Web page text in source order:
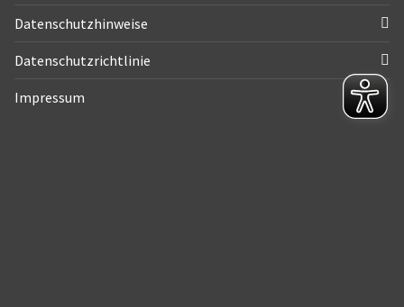
Datenschutzhinweise
Datenschutzrichtlinie
Impressum